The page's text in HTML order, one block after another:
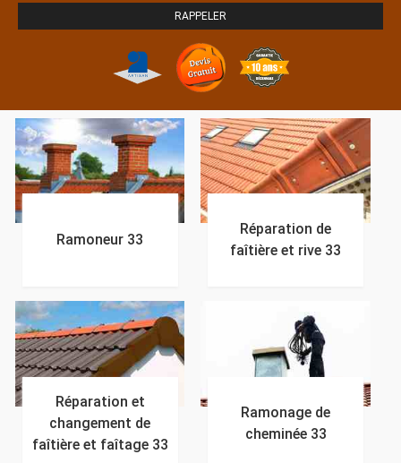
Ramoneur 33
Réparation de
faîtière et rive 33
Réparation et
changement de
faîtière et faîtage 33
Ramonage de
cheminée 33